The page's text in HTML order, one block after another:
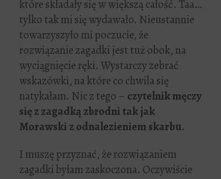
które składały się w większą całość. Taa…
tylko tak mi się wydawało. Nieustannie
towarzyszyło mi poczucie, że
rozwiązanie zagadki jest tuż obok, na
wyciągnięcie ręki. Wystarczy zebrać
wskazówki, na które co chwila się
natykałam. Nic z tego – czytelnik męczy
się z zagadką zbrodni tak jak
Morawski z odnalezieniem skarbu.
I muszę przyznać, że rozwiązaniem
zagadki byłam zaskoczona. Oczywiście